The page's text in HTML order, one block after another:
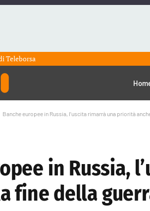
Teleborsa
Banche europee in Russia, l’uscita rimarrà una priorità
in Russia,
fine della